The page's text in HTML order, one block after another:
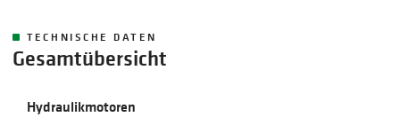
TECHNISCHE DATEN
Gesamtübersicht
Hydraulikmotoren